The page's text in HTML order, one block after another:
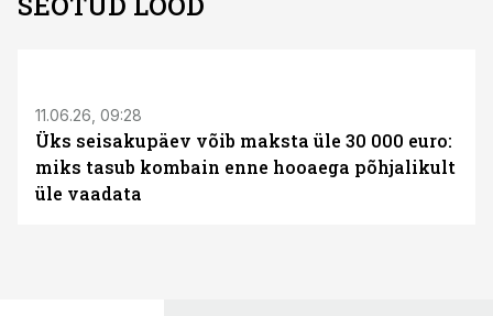
11.06.26, 09:28
Üks seisakupäev võib maksta üle 30 000 euro:
miks tasub kombain enne hooaega põhjalikult
üle vaadata